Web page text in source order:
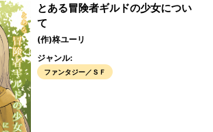
とある冒険者ギルドの少女につい
て
(作)柊ユーリ
ジャンル:
ファンタジー／ＳＦ